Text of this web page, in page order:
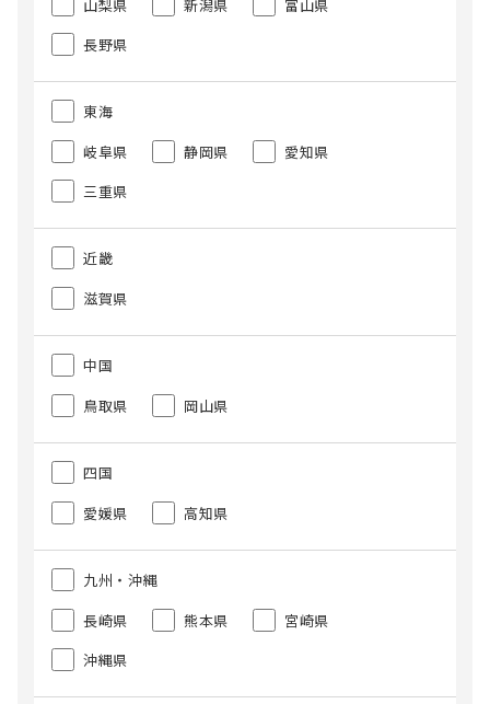
山梨県
新潟県
富山県
長野県
東海
岐阜県
静岡県
愛知県
三重県
近畿
滋賀県
中国
鳥取県
岡山県
四国
愛媛県
高知県
九州・沖縄
長崎県
熊本県
宮崎県
沖縄県